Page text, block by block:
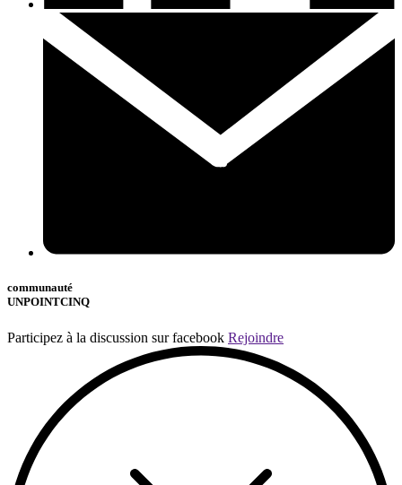
communauté
UNPOINTCINQ
Participez à la discussion sur facebook Rejoindre